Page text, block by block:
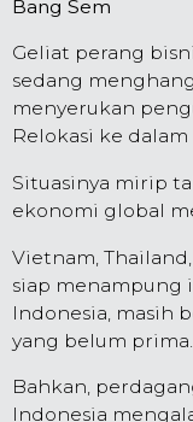
Bang Sem
Geliat perang
sedang
menyerukan
Relokasi ke
Situasinya mirip
ekonomi global
Vietnam,
siap menampung
Indonesia, masih
yang belum prima.
Bahkan,
Indonesia